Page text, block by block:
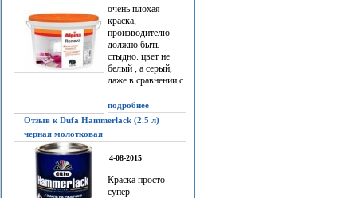
очень плохая
краска,
производителю
должно быть
стыдно. цвет не
белый , а серый,
даже в сравнении с
...
подробнее
Отзыв к Dufa Hammerlack (2.5 л)
черная молотковая
4-08-2015
Краска просто
супер